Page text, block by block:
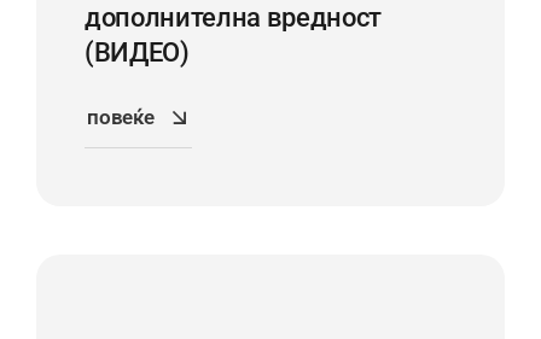
дoполнителна вредност
(ВИДЕО)
повеќе